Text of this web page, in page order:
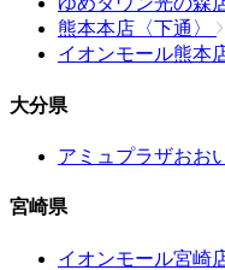
熊本本店〈下通〉
イオンモール熊本
大分県
アミュプラザおお
宮崎県
イオンモール宮崎